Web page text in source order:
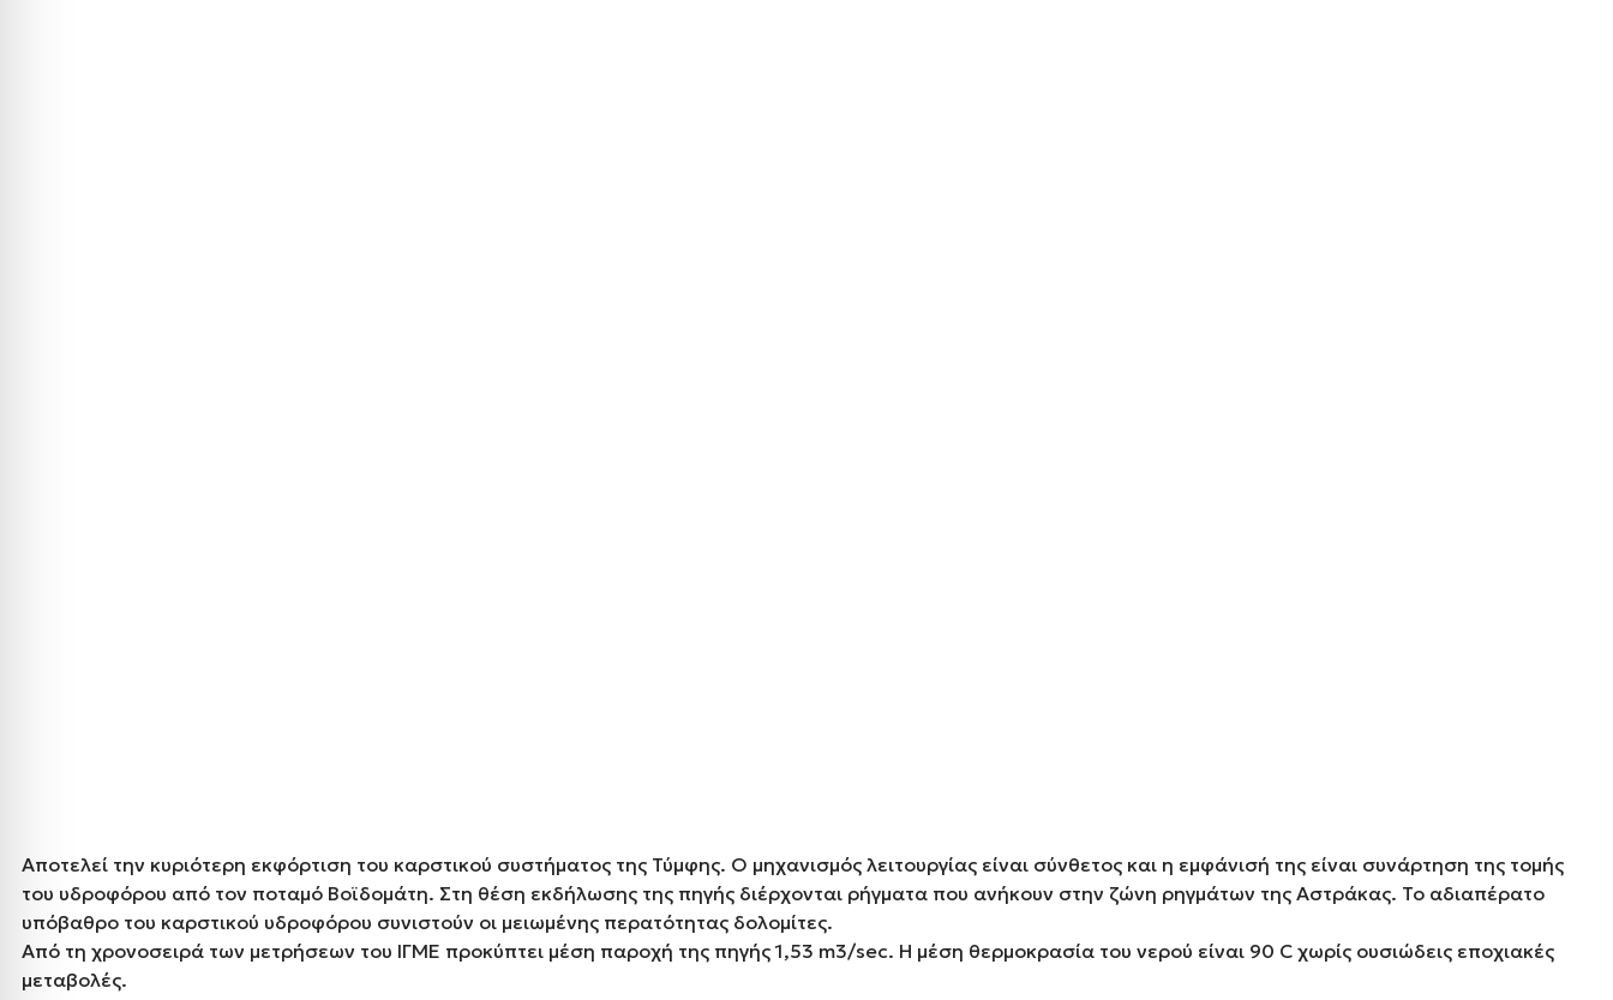
Αποτελεί την κυριότερη εκφόρτιση του καρστικού συστήματος της Τύμφης. Ο μηχανισμός λειτουργίας είναι σύνθετος και η εμφάνισή της είναι συνάρτηση της τομής
του υδροφόρου από τον ποταμό Βοϊδομάτη. Στη θέση εκδήλωσης της πηγής διέρχονται ρήγματα που ανήκουν στην ζώνη ρηγμάτων της Αστράκας. Το αδιαπέρατο
υπόβαθρο του καρστικού υδροφόρου συνιστούν οι μειωμένης περατότητας δολομίτες.
Από τη χρονοσειρά των μετρήσεων του ΙΓΜΕ προκύπτει μέση παροχή της πηγής 1,53 m3/sec. Η μέση θερμοκρασία του νερού είναι 90 C χωρίς ουσιώδεις εποχιακές
μεταβολές.